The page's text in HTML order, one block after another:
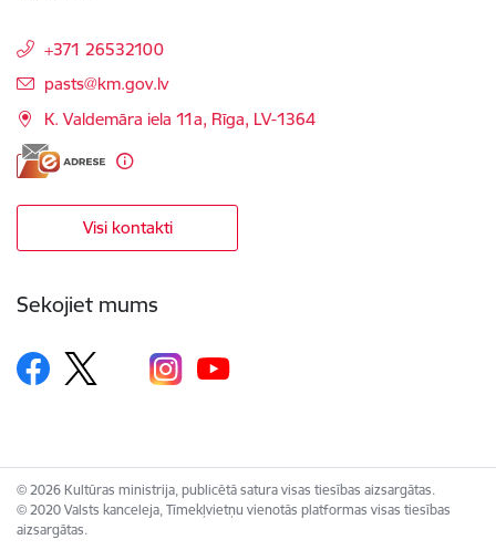
+371 26532100
E-pasts:
pasts@km.gov.lv
K. Valdemāra iela 11a, Rīga, LV-1364
Visi kontakti
Sekojiet mums
© 2026 Kultūras ministrija, publicētā satura visas tiesības aizsargātas.
© 2020 Valsts kanceleja, Tīmekļvietņu vienotās platformas visas tiesības
aizsargātas.